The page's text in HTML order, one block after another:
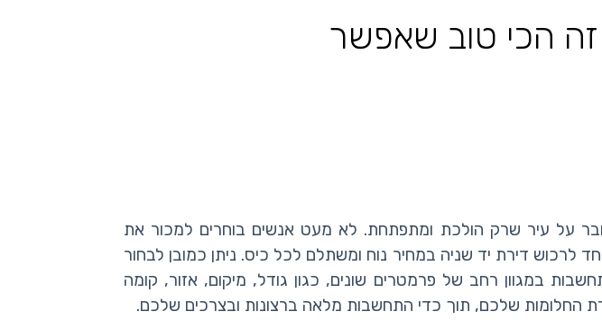
זה הכי טוב שאפשר
על עיר שרק הולכת ומתפתחת. לא מעט אנשים בוחרים למכור את
דירת יד שניה במחיר נוח ומשתלם לכל כיס. ניתן כמובן לבחור
במגוון רחב של פרמטרים שונים, כגון גודל, מיקום, אזור, קומה
החלומות שלכם, תוך כדי התחשבות מלאה ברצונות ובצרכים שלכם.